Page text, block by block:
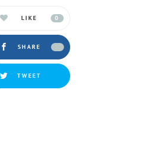
LIKE 0
SHARE
TWEET